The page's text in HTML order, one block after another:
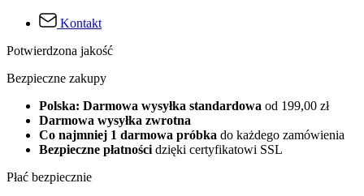
Kontakt
Potwierdzona jakość
Bezpieczne zakupy
Polska: Darmowa wysyłka standardowa od 199,00 zł
Darmowa wysyłka zwrotna
Co najmniej 1 darmowa próbka do każdego zamówienia
Bezpieczne płatności dzięki certyfikatowi SSL
Płać bezpiecznie